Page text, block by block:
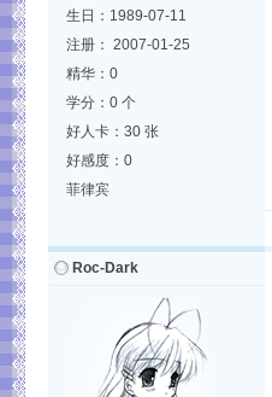
生日：1989-07-11
注册： 2007-01-25
精华：0
学分：0 个
好人卡：30 张
好感度：0
菲律宾
Roc-Dark